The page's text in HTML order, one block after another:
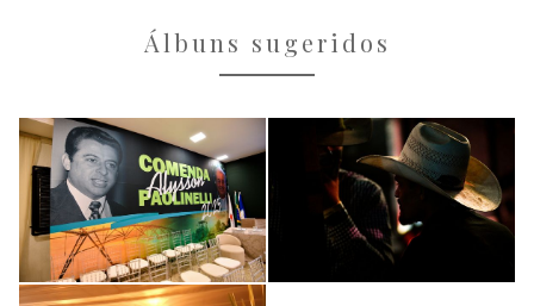
Álbuns sugeridos
GRANDES EVENTOS
Comenda Alysson
Paolinelli 2025
517
GRANDES EVENTOS
FENACEN 2025
751
GRANDES EVENTOS